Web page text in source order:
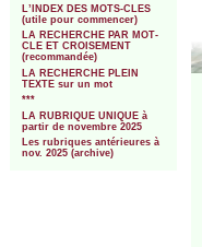
L’INDEX DES MOTS-CLES
(utile pour commencer)
LA RECHERCHE PAR MOT-
CLE ET CROISEMENT
(recommandée)
LA RECHERCHE PLEIN
TEXTE sur un mot
***
LA RUBRIQUE UNIQUE à
partir de novembre 2025
Les rubriques antérieures à
nov. 2025 (archive)